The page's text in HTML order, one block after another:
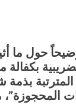
حول ما
بكفالة